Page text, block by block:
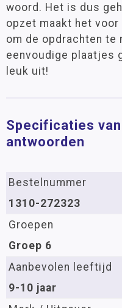
woord. Het is dus
opzet maakt het
om de opdrachten te
eenvoudige plaatjes
leuk uit!
Specificaties
antwoorden
Bestelnummer
1310-272323
Groepen
Groep 6
Aanbevolen leeftijd
9-10 jaar